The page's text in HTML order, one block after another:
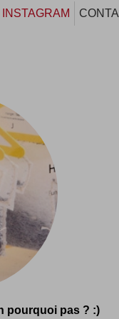
INSTAGRAM
pourquoi pas ? :)